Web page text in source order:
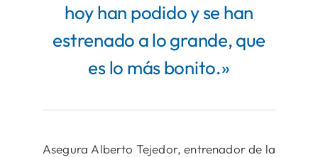
hoy han podido y se han
estrenado a lo grande, que
es lo más bonito.»
Asegura Alberto Tejedor, entrenador de la